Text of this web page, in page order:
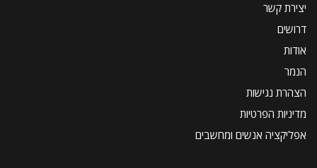
יצירת קשר
דרושים
אודות
הנמר
הצהרת נגישות
מדיניות הפרטיות
אפליקציה אנשים ומחשבים